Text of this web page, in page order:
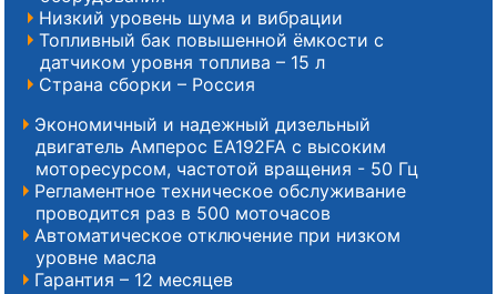
Низкий уровень шума и вибрации
Топливный бак повышенной ёмкости с
датчиком уровня топлива – 15 л
Страна сборки – Россия
Экономичный и надежный дизельный
двигатель Амперос EA192FA с высоким
моторесурсом, частотой вращения - 50 Гц
Регламентное техническое обслуживание
проводится раз в 500 моточасов
Автоматическое отключение при низком
уровне масла
Гарантия – 12 месяцев